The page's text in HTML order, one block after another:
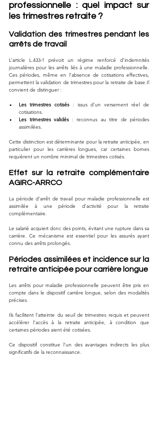
professionnelle : quel impact sur
les trimestres retraite ?
Validation des trimestres pendant les
arrêts de travail
L’article L.433-1 prévoit un régime renforcé d’indemnités
journalières pour les arrêts liés à une maladie professionnelle.
Ces périodes, même en l’absence de cotisations effectives,
permettent la validation de trimestres pour la retraite de base.Il
convient de distinguer :
Les trimestres cotisés : issus d’un versement réel de
cotisations.
Les trimestres validés : reconnus au titre de périodes
assimilées.
Cette distinction est déterminante pour la retraite anticipée, en
particulier pour les carrières longues, car certaines bornes
requièrent un nombre minimal de trimestres cotisés.
Effet sur la retraite complémentaire
AGIRC-ARRCO
La période d’arrêt de travail pour maladie professionnelle est
assimilée à une période d’activité pour la retraite
complémentaire.
Le salarié acquiert donc des points, évitant une rupture dans sa
carrière. Ce mécanisme est essentiel pour les assurés ayant
connu des arrêts prolongés.
Périodes assimilées et incidence sur la
retraite anticipée pour carrière longue
Les arrêts pour maladie professionnelle peuvent être pris en
compte dans le dispositif carrière longue, selon des modalités
précises.
Ils facilitent l’atteinte du seuil de trimestres requis et peuvent
accélérer l’accès à la retraite anticipée, à condition que
certaines périodes aient été cotisées.
Ce dispositif constitue l’un des avantages indirects les plus
significatifs de la reconnaissance.